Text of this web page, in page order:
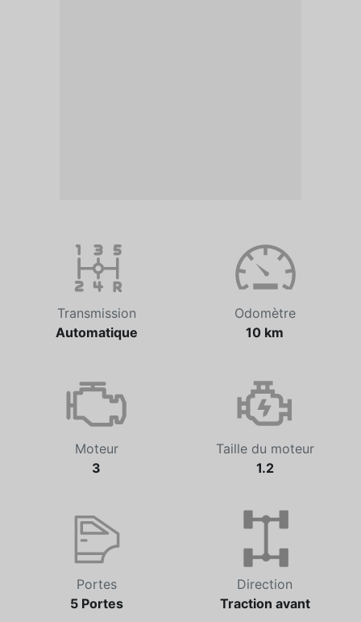
Transmission
Automatique
Odomètre
10 km
Moteur
3
Taille du moteur
1.2
Portes
5 Portes
Direction
Traction avant